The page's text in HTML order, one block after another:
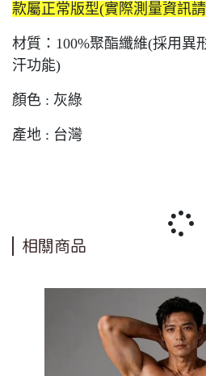
款屬正常版型(實際測量資訊
材質：100%聚酯纖維(採用異
汗功能)
顏色 : 灰綠
產地 : 台灣
相關商品